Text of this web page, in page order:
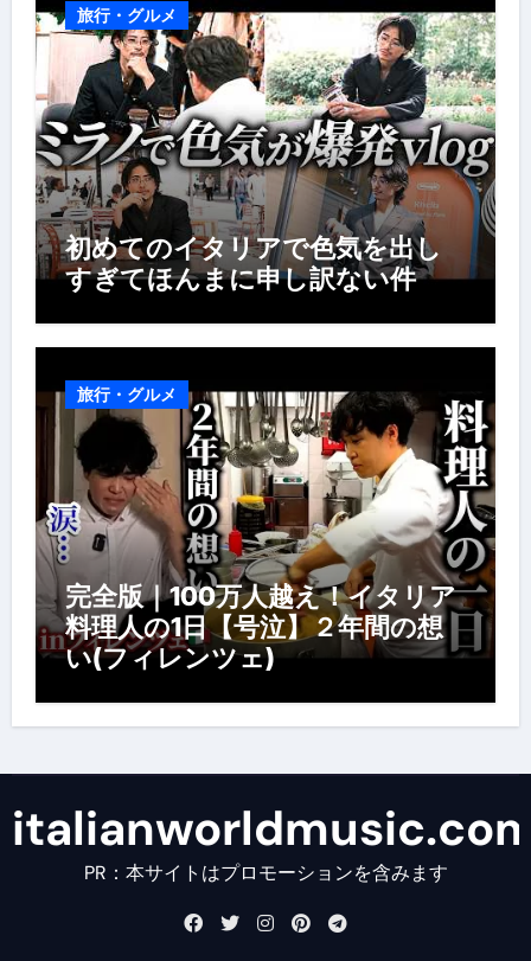
旅行・グルメ
初めてのイタリアで色気を出し
すぎてほんまに申し訳ない件
旅行・グルメ
完全版｜100万人越え！イタリア
料理人の1日【号泣】２年間の想
い(フィレンツェ)
PR：本サイトはプロモーションを含みます